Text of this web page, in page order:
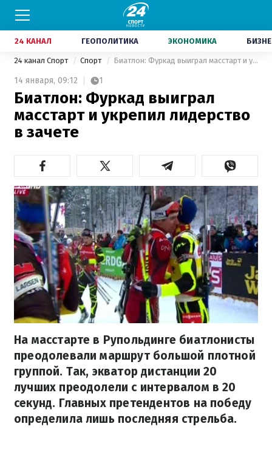
24 КАНАЛ ГЕОПОЛИТИКА ЭКОНОМИКА
24 канал Спорт Спорт Биатлон: Фуркад выиграл масстарт и укрепил лидерство в зачете
14 января, 09:12 1
Биатлон: Фуркад выиграл
масстарт и укрепил лидерство
в зачете
На масстарте в Рупольдинге биатлонисты
преодолевали маршрут большой плотной
группой. Так, экватор дистанции 20
лучших преодолели с интервалом в 20
секунд. Главных претендентов на победу
определила лишь последняя стрельба.